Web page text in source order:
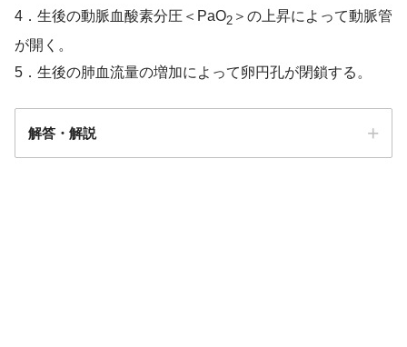
4．生後の動脈血酸素分圧＜PaO2 ＞の上昇によって動脈管
が開く。
5．生後の肺血流量の増加によって卵円孔が閉鎖する。
解答・解説